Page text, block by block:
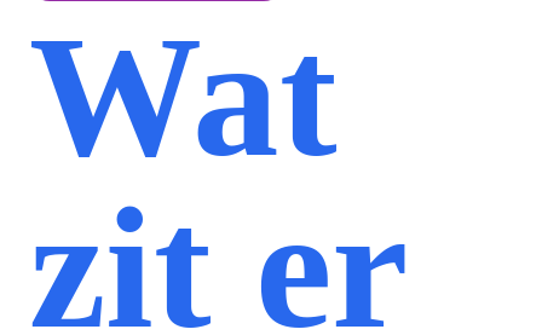
Wat
zit er